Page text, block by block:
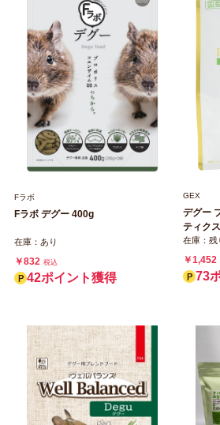
Fラボ
Fラボ デグー 400g
在庫：あり
￥832 税込
42ポイント獲得
GEX
デグー
ティク
在庫：残
￥1,452
73